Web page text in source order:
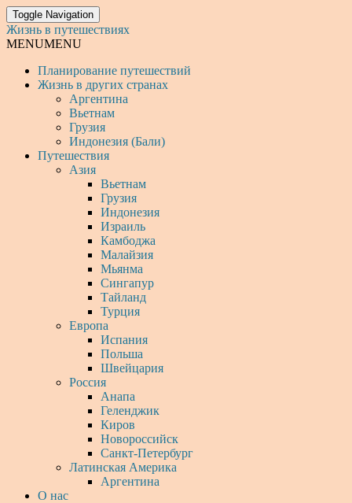
Toggle Navigation
Жизнь в путешествиях
MENUMENU
Планирование путешествий
Жизнь в других странах
Аргентина
Вьетнам
Грузия
Индонезия (Бали)
Путешествия
Азия
Вьетнам
Грузия
Индонезия
Израиль
Камбоджа
Малайзия
Мьянма
Сингапур
Тайланд
Турция
Европа
Испания
Польша
Швейцария
Россия
Анапа
Геленджик
Киров
Новороссийск
Санкт-Петербург
Латинская Америка
Аргентина
О нас